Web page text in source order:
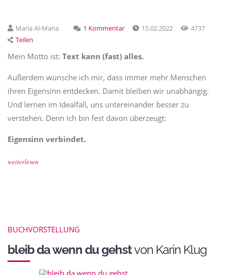
Maria Al-Mana 1 Kommentar 15.02.2022
4737
Teilen
Mein Motto ist: Text kann (fast) alles.
Außerdem wünsche ich mir, dass immer mehr Menschen
ihren Eigensinn entdecken. Damit bleiben wir unabhängig.
Und lernen im Idealfall, uns untereinander besser zu
verstehen. Denn ich bin fest davon überzeugt:
Eigensinn verbindet.
weiterlesen
BUCHVORSTELLUNG
bleib da wenn du gehstvon Karin Klug